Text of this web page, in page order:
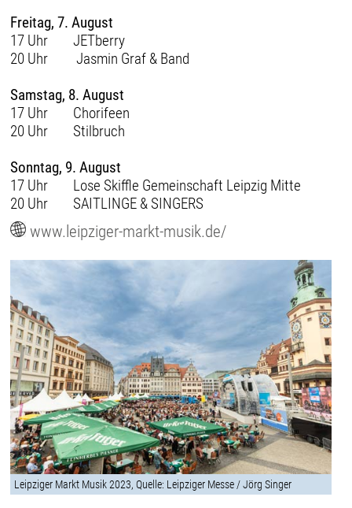
Freitag, 7. August
17 Uhr JETberry
20 Uhr Jasmin Graf & Band
Samstag, 8. August
17 Uhr Chorifeen
20 Uhr Stilbruch
Sonntag, 9. August
17 Uhr Lose Skiffle Gemeinschaft Leipzig Mitte
20 Uhr SAITLINGE & SINGERS
www.leipziger-markt-musik.de/
Leipziger Markt Musik 2023, Quelle: Leipziger Messe / Jörg Singer